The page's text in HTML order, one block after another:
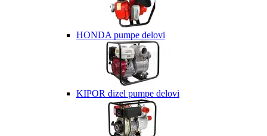
HONDA pumpe delovi
KIPOR dizel pumpe delovi